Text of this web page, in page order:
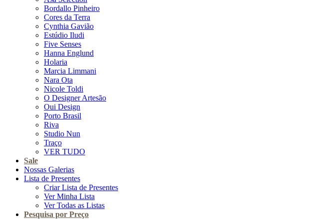
Bordallo Pinheiro
Cores da Terra
Cynthia Gavião
Estúdio Iludi
Five Senses
Hanna Englund
Holaria
Marcia Limmani
Nara Ota
Nicole Toldi
O Designer Artesão
Oui Design
Porto Brasil
Riva
Studio Nun
Traço
VER TUDO
Sale
Nossas Galerias
Lista de Presentes
Criar Lista de Presentes
Ver Minha Lista
Ver Todas as Listas
Pesquisa por Preço